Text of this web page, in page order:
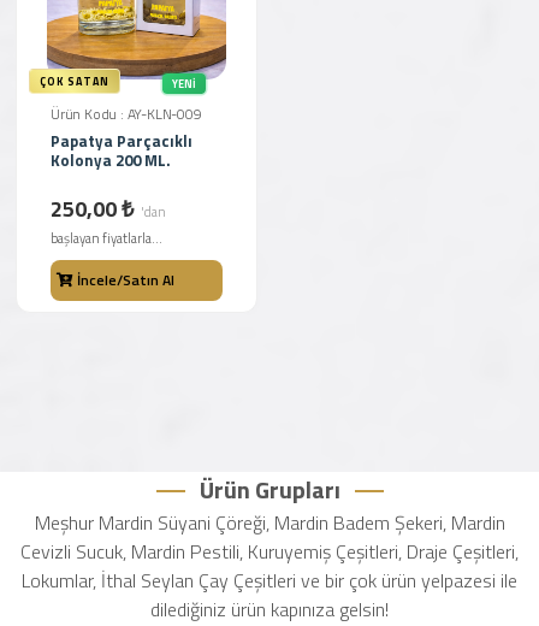
ÇOK SATAN YENI
Ürün Kodu : AY-KLN-009
Papatya Parçacıklı
Kolonya 200 ML.
250,00 ₺ 'dan
başlayan fiyatlarla...
İncele/Satın Al
Ürün Grupları
Meşhur Mardin Süyani Çöreği, Mardin Badem Şekeri, Mardin
Cevizli Sucuk, Mardin Pestili, Kuruyemiş Çeşitleri, Draje Çeşitleri,
Lokumlar, İthal Seylan Çay Çeşitleri ve bir çok ürün yelpazesi ile
dilediğiniz ürün kapınıza gelsin!